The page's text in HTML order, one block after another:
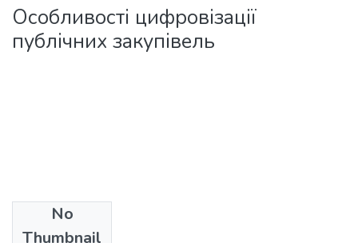
Statistics
Особливості цифровізації
публічних закупівель
No
Thumbnail